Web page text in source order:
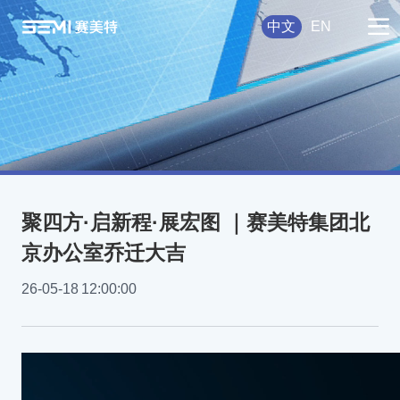
中文 EN
聚四方·启新程·展宏图 ｜赛美特集团北
京办公室乔迁大吉
26-05-18 12:00:00